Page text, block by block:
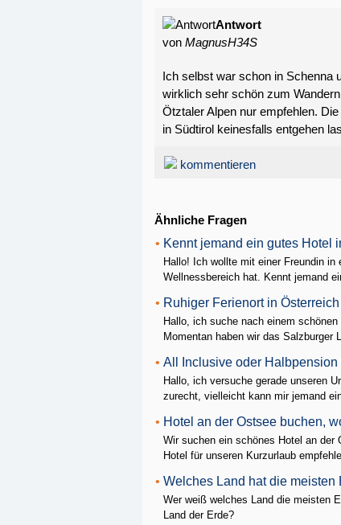
Antwort
von MagnusH34S
Ich selbst war schon in Schenna
wirklich sehr schön zum
Ötztaler Alpen nur empfehlen.
in Südtirol keinesfalls entgehen
kommentieren
Ähnliche Fragen
• Kennt jemand ein gutes Hotel
Hallo! Ich wollte mit einer Freundin
Wellnessbereich hat. Kennt jemand
• Ruhiger Ferienort in
Hallo, ich suche nach einem
Momentan haben wir das Salzburger
• All Inclusive oder Halbpension
Hallo, ich versuche gerade unseren
zurecht, vielleicht kann mir jemand
• Hotel an der Ostsee buchen,
Wir suchen ein schönes Hotel an
Hotel für unseren Kurzurlaub
• Welches Land hat die meisten
Wer weiß welches Land die meisten
Land der Erde?